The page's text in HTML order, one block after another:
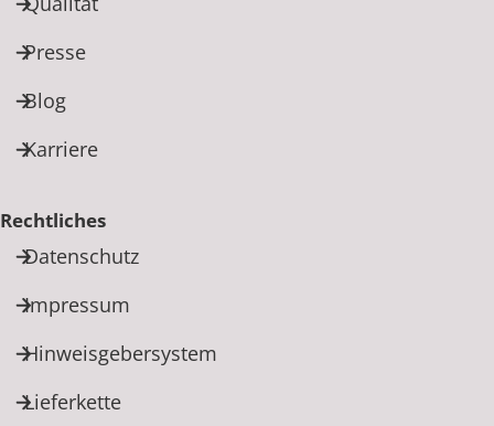
Presse
Blog
Karriere
Rechtliches
Datenschutz
Impressum
Hinweisgebersystem
Lieferkette